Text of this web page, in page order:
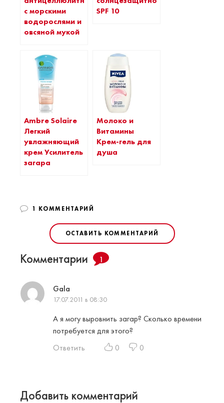
с морскими
водорослями и
овсяной мукой
SPF 10
Ambre Solaire
Легкий
увлажняющий
крем Усилитель
загара
Молоко и
Витамины
Крем-гель для
душа
1 КОММЕНТАРИЙ
ОСТАВИТЬ КОММЕНТАРИЙ
Комментарии 1
Gala
17.07.2011 в 08:30
А я могу выровнить загар? Сколько времени
потребуется для этого?
Ответить
0 0
Добавить комментарий